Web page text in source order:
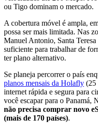
ou Tigo dominam o mercado.
A cobertura móvel é ampla,
possa ser mais limitada. Nas
Manuel Antonio, Santa
suficiente para trabalhar de
ter plano alternativo.
Se planeja percorrer o país
planos mensais da Holafly (25
internet rápida e segura para
você escapar para o Panamá,
não precisa comprar novo
(mais de 170 países).